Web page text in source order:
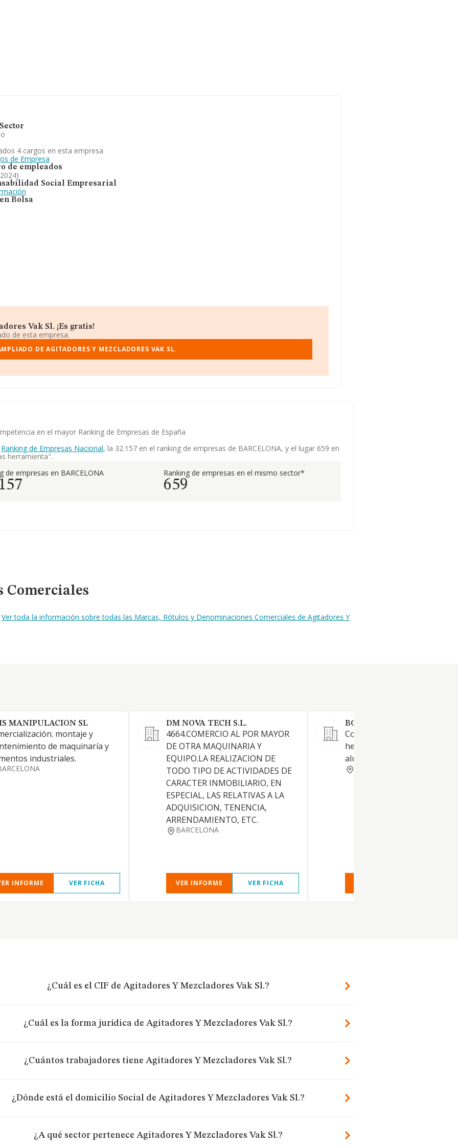
4 cargos en esta empresa
de Empresa
de empleados
Social Empresarial
Bolsa
Vak Sl. ¡Es gratis!
de esta empresa.
DE AGITADORES Y MEZCLADORES VAK SL.
en el mayor Ranking de Empresas de España
Ranking de Empresas Nacional, la 32.157 en el ranking de empresas de BARCELONA, y el lugar 659 en
herramienta".
de empresas en BARCELONA Ranking de empresas en el mismo sector*
659
Comerciales
Ver toda la información sobre todas las Marcas, Rótulos y Denominaciones Comerciales de Agitadores Y
MANIPULACION SL
montaje y
de maquinaría y
industriales.
INFORME VER FICHA
DM NOVA TECH S.L.
4664.COMERCIO AL POR MAYOR
DE OTRA MAQUINARIA Y
EQUIPO.LA REALIZACION DE
TODO TIPO DE ACTIVIDADES DE
CARACTER INMOBILIARIO, EN
ESPECIAL, LAS RELATIVAS A LA
ADQUISICION, TENENCIA,
ARRENDAMIENTO, ETC.
BARCELONA
VER INFORME VER FICHA
BOEHLERIT SPAIN SL.
Comercio al por mayor de
herramientas para corte de
aluminio
¿Cuál es el CIF de Agitadores Y Mezcladores Vak Sl.?
¿Cuál es la forma jurídica de Agitadores Y Mezcladores Vak Sl.?
¿Cuántos trabajadores tiene Agitadores Y Mezcladores Vak Sl.?
¿Dónde está el domicilio Social de Agitadores Y Mezcladores Vak Sl.?
¿A qué sector pertenece Agitadores Y Mezcladores Vak Sl.?